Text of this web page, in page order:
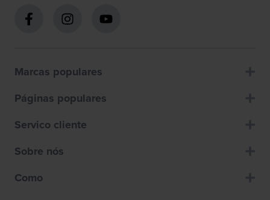
Marcas populares
Páginas populares
Servico cliente
Sobre nós
Como